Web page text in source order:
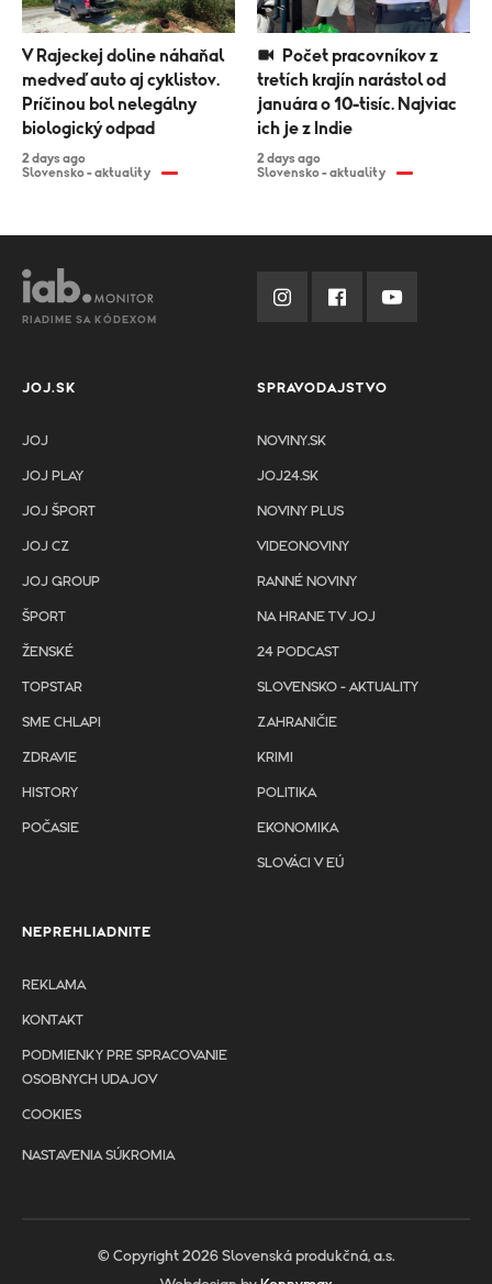
V Rajeckej doline náhaňal
medveď auto aj cyklistov.
Príčinou bol nelegálny
biologický odpad
2 days ago
Slovensko - aktuality
tretích krajín narástol od
januára o 10-tisíc. Najviac
ich je z Indie
2 days ago
Slovensko - aktuality
RIADIME SA KÓDEXOM
JOJ.SK
JOJ
JOJ PLAY
JOJ ŠPORT
JOJ CZ
JOJ GROUP
ŠPORT
ŽENSKÉ
TOPSTAR
SME CHLAPI
ZDRAVIE
HISTORY
POČASIE
SPRAVODAJSTVO
NOVINY.SK
JOJ24.SK
NOVINY PLUS
VIDEONOVINY
RANNÉ NOVINY
NA HRANE TV JOJ
24 PODCAST
SLOVENSKO - AKTUALITY
ZAHRANIČIE
KRIMI
POLITIKA
EKONOMIKA
SLOVÁCI V EÚ
NEPREHLIADNITE
REKLAMA
KONTAKT
PODMIENKY PRE SPRACOVANIE
OSOBNYCH UDAJOV
COOKIES
NASTAVENIA SÚKROMIA
© Copyright 2026 Slovenská produkčná, a.s.